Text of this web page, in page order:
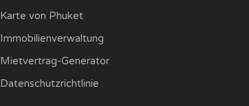
Karte von Phuket
Immobilienverwaltung
Mietvertrag-Generator
Datenschutzrichtlinie